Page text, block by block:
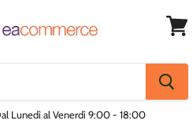
Lunedì al Venerdì9:00 - 18:00